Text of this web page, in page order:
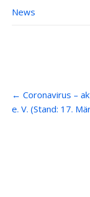
News
navigation
← Coronavirus –
e. V. (Stand: 17.